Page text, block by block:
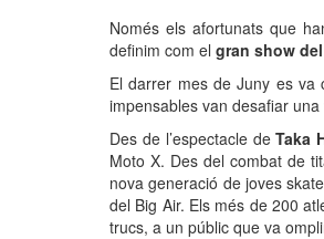
Només els afortunats que
definim com el gran show
El darrer mes de Juny es va
impensables van desafiar
Des de l’espectacle deTaka
Moto X. Des del combat de
nova generació de joves
del Big Air. Els més de 200
trucs, a un públic que va